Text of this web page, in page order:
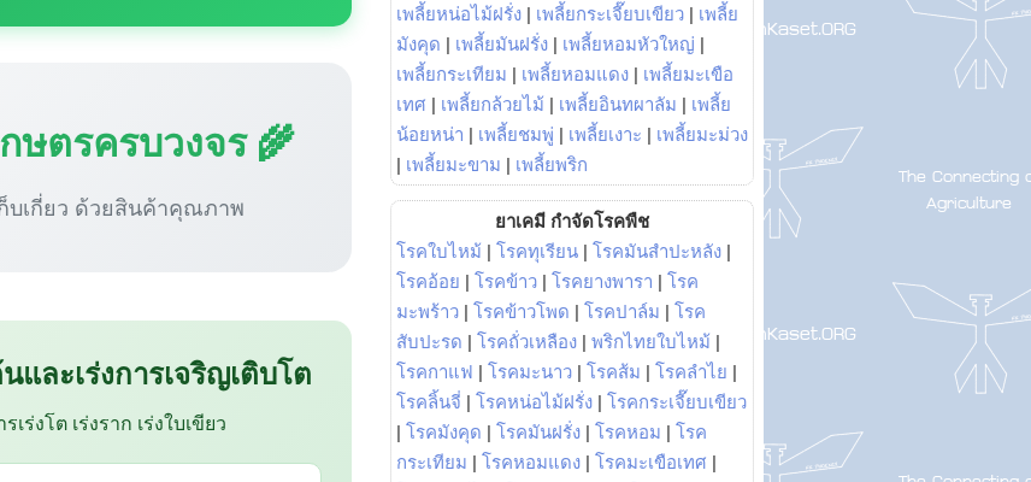
ตรครบวงจร 🌾
บเกี่ยว ด้วยสินค้าคุณภาพ
ละเร่งการเจริญเติบโต
ร่งโต เร่งราก เร่งใบเขียว
เพลี้ยหน่อไม้ฝรั่ง | เพลี้ยกระเจี๊ยบเขียว | เพลี้ย
มังคุด | เพลี้ยมันฝรั่ง | เพลี้ยหอมหัวใหญ่ |
เพลี้ยกระเทียม | เพลี้ยหอมแดง | เพลี้ยมะเขือ
เทศ | เพลี้ยกล้วยไม้ | เพลี้ยอินทผาลัม | เพลี้ย
น้อยหน่า | เพลี้ยชมพู่ | เพลี้ยเงาะ | เพลี้ยมะม่วง
| เพลี้ยมะขาม | เพลี้ยพริก
ยาเคมี กำจัดโรคพืช
โรคใบไหม้ | โรคทุเรียน | โรคมันสำปะหลัง |
โรคอ้อย | โรคข้าว | โรคยางพารา | โรค
มะพร้าว | โรคข้าวโพด | โรคปาล์ม | โรค
สับปะรด | โรคถั่วเหลือง | พริกไทยใบไหม้ |
โรคกาแฟ | โรคมะนาว | โรคส้ม | โรคลำไย |
โรคลิ้นจี่ | โรคหน่อไม้ฝรั่ง | โรคกระเจี๊ยบเขียว
| โรคมังคุด | โรคมันฝรั่ง | โรคหอม | โรค
กระเทียม | โรคหอมแดง | โรคมะเขือเทศ |